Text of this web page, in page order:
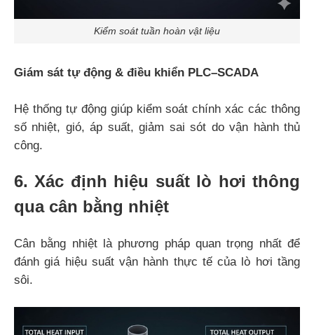
Kiểm soát tuần hoàn vật liệu
Giám sát tự động & điều khiển PLC–SCADA
Hệ thống tự động giúp kiểm soát chính xác các thông
số nhiệt, gió, áp suất, giảm sai sót do vận hành thủ
công.
6. Xác định hiệu suất lò hơi thông
qua cân bằng nhiệt
Cân bằng nhiệt là phương pháp quan trọng nhất để
đánh giá hiệu suất vận hành thực tế của lò hơi tầng
sôi.